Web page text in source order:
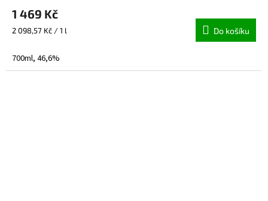
1 469 Kč
Měrná
2 098,57 Kč / 1 l Do košíku
700ml, 46,6%